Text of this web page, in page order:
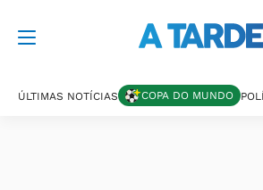
ÚLTIMAS NOTÍCIAS COPA DO MUNDO